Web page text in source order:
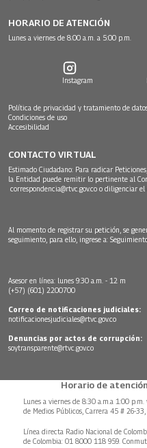
HORARIO DE ATENCIÓN
Lunes a viernes de 8:00 a.m. a 5:00 p.m.
Instagram
Política de privacidad y tratamiento de
Condiciones de uso
Accesibilidad
CONTACTO VIRTUAL
Estimado Ciudadano: Para radicar
la Entidad puede remitir lo pertinente al
correspondencia@rtvc.gov.co o diligenciar
Al momento de registrar su petición, se
seguimiento, para ello, ingrese a:
Asesor en línea: lunes 9:30 a.m. - 12 m
(+57) (601) 2200700
Correo de notificaciones judiciales:
notificacionesjudiciales@rtvc.gov.co
Denuncias por actos de corrupción:
soytransparente@rtvc.gov.co
Horario de
Lunes a viernes de 8:30 a.m.a 1:00
de Medios Públicos, Carrera 45 # 26-33,
Línea directa Radio Nacional de
de Colombia: 01 8000 118 959.